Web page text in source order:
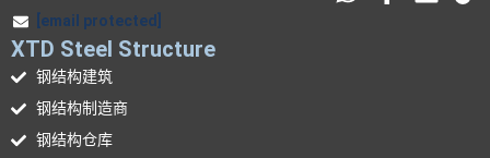
[email protected]
XTD Steel Structure
钢结构建筑
钢结构制造商
钢结构仓库